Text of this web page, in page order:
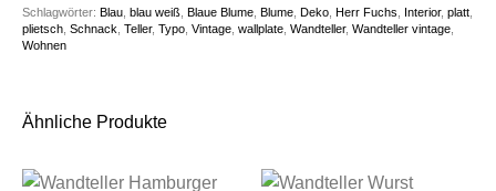
Schlagwörter:Blau ,blau weiß ,Blaue Blume ,Blume ,Deko ,Herr Fuchs Interior,platt
plietsch ,Schnack ,Teller,Typo ,Vintage ,wallplate ,Wandteller,Wandteller vintage
Wohnen
Ähnliche Produkte